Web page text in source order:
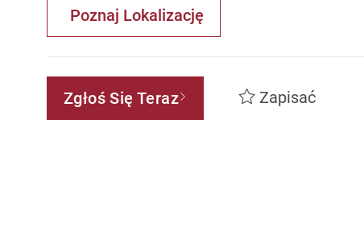
Poznaj Lokalizację
Zgłoś Się Teraz Zapisać